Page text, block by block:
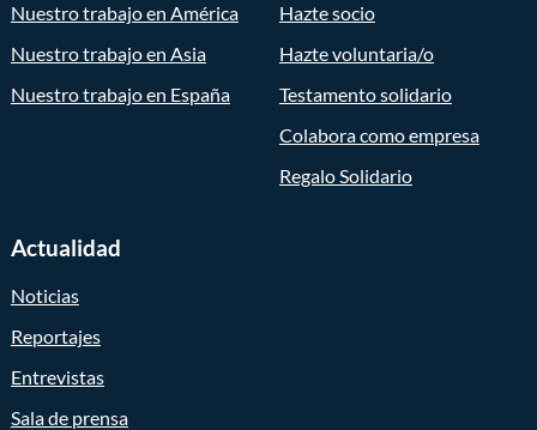
Nuestro trabajo en América
Nuestro trabajo en Asia
Nuestro trabajo en España
Hazte socio
Hazte voluntaria/o
Testamento solidario
Colabora como empresa
Regalo Solidario
Actualidad
Noticias
Reportajes
Entrevistas
Sala de prensa